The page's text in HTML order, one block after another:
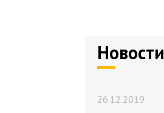
Новости
26.12.2019